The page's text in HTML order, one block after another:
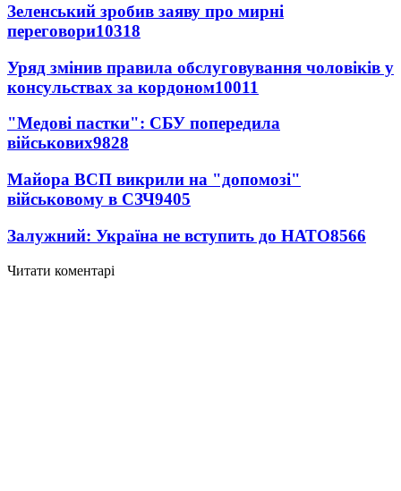
Зеленський зробив заяву про мирні
переговори10318
Уряд змінив правила обслуговування чоловіків у
консульствах за кордоном10011
"Медові пастки": СБУ попередила
військових9828
Майора ВСП викрили на "допомозі"
військовому в СЗЧ9405
Залужний: Україна не вступить до НАТО8566
Читати коментарі